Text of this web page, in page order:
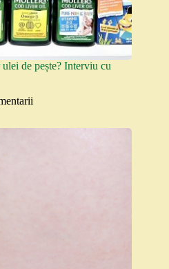
de pește? Interviu cu